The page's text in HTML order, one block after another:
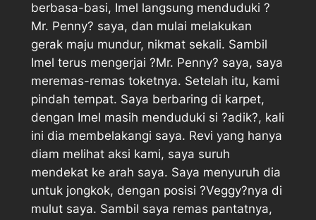
berbasa-basi, Imel langsung menduduki ?
Mr. Penny? saya, dan mulai melakukan
gerak maju mundur, nikmat sekali. Sambil
Imel terus mengerjai ?Mr. Penny? saya, saya
meremas-remas toketnya. Setelah itu, kami
pindah tempat. Saya berbaring di karpet,
dengan Imel masih menduduki si ?adik?, kali
ini dia membelakangi saya. Revi yang hanya
diam melihat aksi kami, saya suruh
mendekat ke arah saya. Saya menyuruh dia
untuk jongkok, dengan posisi ?Veggy?nya di
mulut saya. Sambil saya remas pantatnya,